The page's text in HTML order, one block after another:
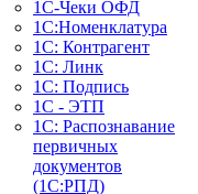
1С-Чеки ОФД
1С:Номенклатура
1С: Контрагент
1С: Линк
1С: Подпись
1С - ЭТП
1С: Распознавание
первичных
документов
(1С:РПД)